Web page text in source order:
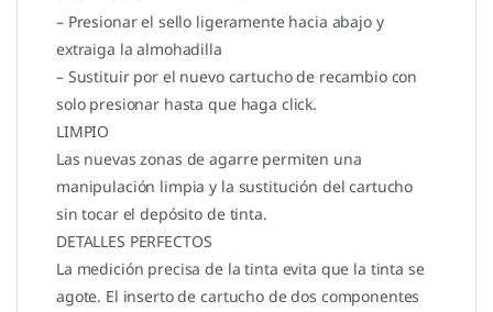
– Presionar el sello ligeramente hacia abajo y
extraiga la almohadilla
– Sustituir por el nuevo cartucho de recambio con
solo presionar hasta que haga click.
LIMPIO
Las nuevas zonas de agarre permiten una
manipulación limpia y la sustitución del cartucho
sin tocar el depósito de tinta.
DETALLES PERFECTOS
La medición precisa de la tinta evita que la tinta se
agote. El inserto de cartucho de dos componentes